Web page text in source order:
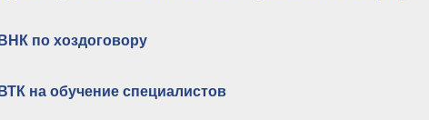
по хоздоговору
на обучение специалистов